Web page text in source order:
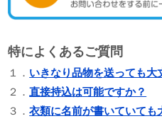
特によくあるご質問
１． いきなり品物を送っても大
２．直接持込は可能ですか？
３．衣類に名前が書いていても